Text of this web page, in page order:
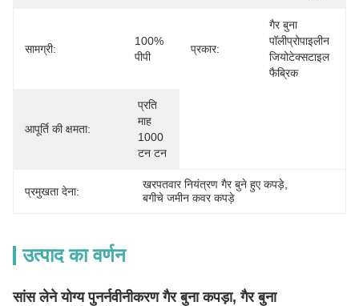
सामग्री:
100%
पीपी
प्रकार:
गैर बुना
पॉलीप्रोपाइलीन
जियोटेक्सटाइल
फैब्रिक
आपूर्ति की क्षमता:
प्रति
माह
1000
टन टन
प्रमुखता देना:
खरपतवार नियंत्रण गैर बुने हुए कपड़े
बगीचे जमीन कवर कपड़े
उत्पाद का वर्णन
सांस लेने योग्य पुनर्नवीनीकरण गैर बुना कपड़ा, गैर बुना